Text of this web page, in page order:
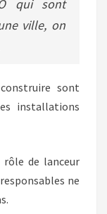
qui sont
ville, on
sont
installations
rôle de lanceur
ne